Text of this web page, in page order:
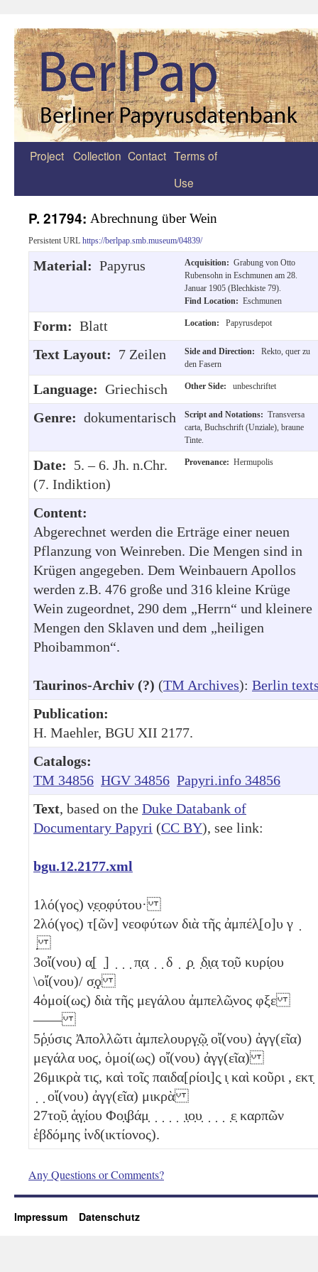
Zum
Project Collection Contact Terms of
Use
P. 21794: Abrechnung über Wein
Persistent URL https://berlpap.smb.museum/04839/
Material: Papyrus Acquisition: Grabung von Otto
Rubensohn in Eschmunen am 28.
Januar 1905 (Blechkiste 79).
Find Location: Eschmunen
Form: Blatt Location: Papyrusdepot
Text Layout: 7 Zeilen Side and Direction:
Rekto, quer zu
den Fasern
Language: Griechisch Other Side: unbeschriftet
Genre: dokumentarisch Script and Notations: Transversa
carta, Buchschrift (Unziale), braune
Tinte.
Date: 5. – 6. Jh. n.Chr.
(7. Indiktion)
Provenance: Hermupolis
Content:
Abgerechnet werden die Erträge einer neuen
Pflanzung von Weinreben. Die Mengen sind in
Krügen angegeben. Dem Weinbauern Apollos
werden z.B. 476 große und 316 kleine Krüge
Wein zugeordnet, 290 dem „Herrn“ und kleinere
Mengen den Sklaven und dem „heiligen
Phoibammon“.
Taurinos-Archiv (?) (TM Archives): Berlin
Publication:
H. Maehler, BGU XII 2177.
Catalogs:
TM 34856 HGV 34856 Papyri.info 34856
Text, based on the Duke Databank of
Documentary Papyri (CC BY), see link:
bgu.12.2177.xml
1λό(γος) ν̣ε̣ο̣φύτου·
2λό(γος) τ[ῶν] νεοφύτων διὰ τῆς ἀμπέλ̣[ο]υ γ ̣
̣
3οἴ(νου) α̣[ ̣] ̣ ̣ ̣ π̣α̣ ̣ ̣ δ ̣ ̣ρ̣ ̣δ̣ι̣α̣ το̣ῦ κυρί̣ου
\οἴ(νου)/ σ̣ϙ
4ὁμοί(ως) διὰ τῆς μεγάλου ἀμπελῶ̣νος φξε
——
5ῥ̣ύσις Ἀπολλῶτι ἀμπελουργ̣ῷ̣ οἴ(νου) ἀγγ(εῖα)
μεγάλα υοϛ, ὁμοί(ως) οἴ(νου) ἀγγ(εῖα)
26μικρὰ τιϛ, καὶ τοῖς παιδα[ρίοι]ς̣ ι̣ καὶ κοῦρι , εκτ̣
̣ ̣ οἴ(νου) ἀγγ(εῖα) μικρὰ
27το̣ῦ̣ ἁ̣γ̣ίου Φο̣ι̣βάμ̣ ̣ ̣ ̣ ̣ ̣ι̣ο̣υ̣ ̣ ̣ ̣ ̣ε̣ καρπῶν
ἑβδόμης ἰνδ(ικτίονος).
Any Questions or Comments?
Impressum Datenschutz